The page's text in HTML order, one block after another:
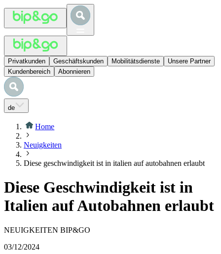
Privatkunden Geschäftskunden Mobilitätsdienste
Unsere Partner
Kundenbereich
Abonnieren
de
Home
Neuigkeiten
Diese geschwindigkeit ist in italien auf autobahnen erlaubt
Diese Geschwindigkeit ist in
Italien auf Autobahnen erlaubt
NEUIGKEITEN BIP&GO
03/12/2024